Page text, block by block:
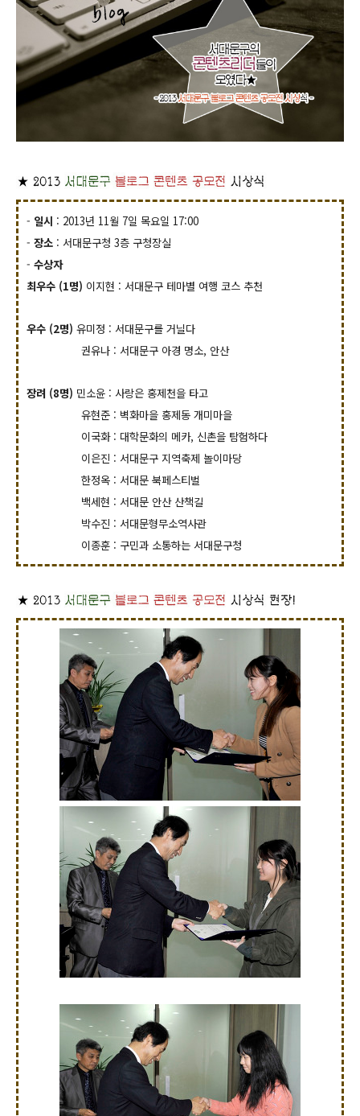
- 일시 : 2013년 11월 7일 목요일 17:00
- 장소 : 서대문구청 3층 구청장실
- 수상자
최우수 (1명) 이지현 : 서대문구 테마별 여행 코스 추천
우수 (2명) 유미정 : 서대문구를 거닐다
권유나 : 서대문구 아경 명소, 안산
장려 (8명) 민소윤 : 사랑은 홍제천을 타고
유현준 : 벽화마을 홍제동 개미마을
이국화 : 대학문화의 메카, 신촌을 탐험하다
이은진 : 서대문구 지역축제 놀이마당
한정옥 : 서대문 북페스티벌
백세현 : 서대문 안산 산책길
박수진 : 서대문형무소역사관
이종훈 : 구민과 소통하는 서대문구청